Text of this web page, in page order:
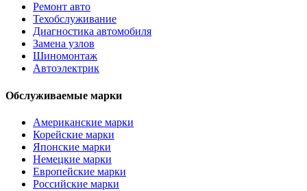
Ремонт авто
Техобслуживание
Диагностика автомобиля
Замена узлов
Шиномонтаж
Автоэлектрик
Обслуживаемые марки
Американские марки
Корейские марки
Японские марки
Немецкие марки
Европейские марки
Российские марки